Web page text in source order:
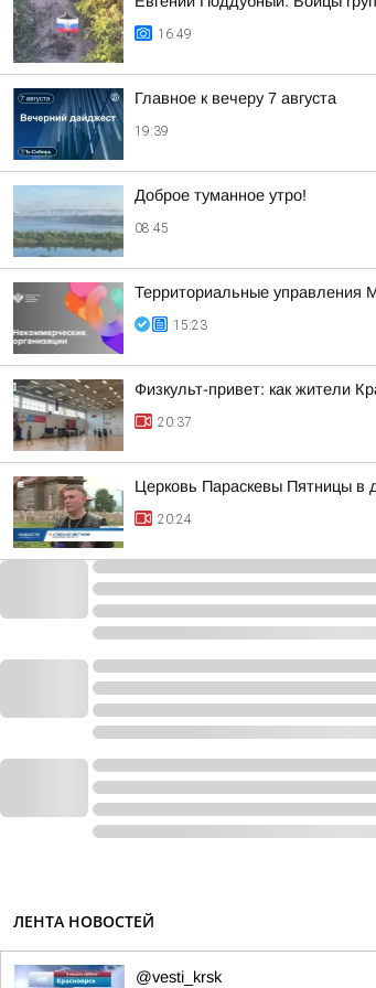
16:49
Главное к вечеру 7 августа
19:39
Доброе туманное утро!
08:45
Территориальные управления
15:23
Физкульт-привет: как жители
20:37
Церковь Параскевы Пятницы в
20:24
ЛЕНТА НОВОСТЕЙ
@vesti_krsk